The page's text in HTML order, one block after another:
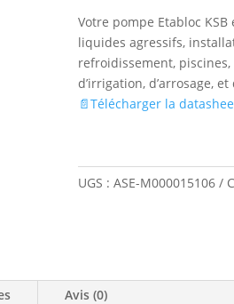
Votre pompe Etabloc
liquides agressifs,
refroidissement,
d’irrigation, d’arrosage,
📄Télécharger la
UGS : ASE-M000015106
Avis (0)